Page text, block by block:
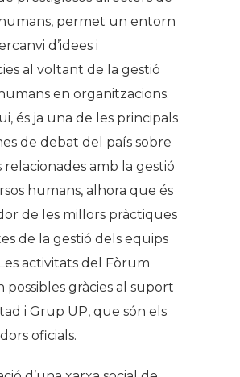
permet un entorn
d’idees i
al voltant de la gestió
en organitzacions.
és ja una de les principals
de debat del país sobre
relacionades amb la gestió
humans, alhora que és
de les millors pràctiques
de la gestió dels equips
activitats del Fòrum
possibles gràcies al suport
i Grup UP, que són els
oficials.